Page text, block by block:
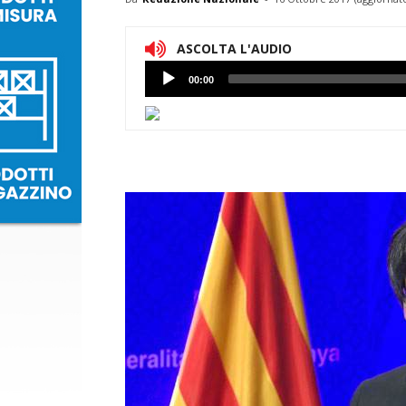
ASCOLTA L'AUDIO
Lettore
Audio
00:00